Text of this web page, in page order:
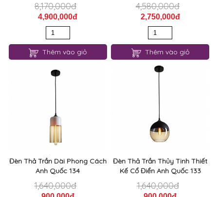
8,170,000đ
4,900,000đ
Thêm vào giỏ
4,580,000đ
2,750,000đ
Thêm vào giỏ
Đèn Thả Trần Dài Phong Cách
Anh Quốc 134
1,640,000đ
Đèn Thả Trần Thủy Tinh Thiết
Kế Cổ Điển Anh Quốc 133
1,640,000đ